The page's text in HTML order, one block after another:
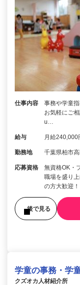
仕事内容
事務や学童
お気軽にご
u…
給与 月給240,000
勤務地 千葉県柏市
応募資格
無資格OK・
職場を盛り
の方大歓迎
後で見る
学童の事務・学
クズオカ人材紹介所